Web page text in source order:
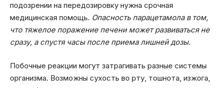
подозрении на передозировку нужна срочная
медицинская помощь. Опасность парацетамола в том,
что тяжелое поражение печени может развиваться не
сразу, а спустя часы после приема лишней дозы.
Побочные реакции могут затрагивать разные системы
организма. Возможны сухость во рту, тошнота, изжога,